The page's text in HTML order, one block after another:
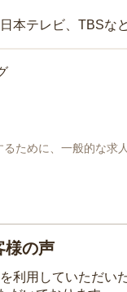
本テレビ、TBSな
ために、一般的な求
様の声
利用していただい